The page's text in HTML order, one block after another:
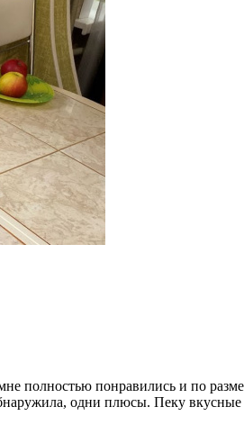
полностью понравились и по
одни плюсы. Пеку вкусные